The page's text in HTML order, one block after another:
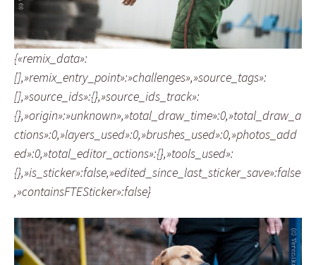
{«remix_data»:
[],»remix_entry_point»:»challenges»,»source_tags»:
[],»source_ids»:{},»source_ids_track»:
{},»origin»:»unknown»,»total_draw_time»:0,»total_draw_a
ctions»:0,»layers_used»:0,»brushes_used»:0,»photos_add
ed»:0,»total_editor_actions»:{},»tools_used»:
{},»is_sticker»:false,»edited_since_last_sticker_save»:false
,»containsFTESticker»:false}